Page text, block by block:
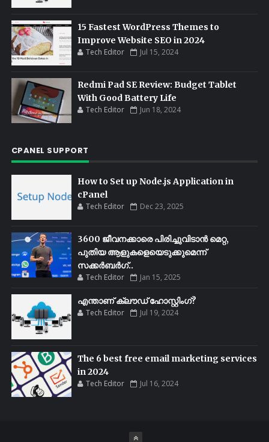
15 Fastest WordPress Themes to
Improve Website SEO in 2024
Tech Editor Jul 15, 2024
Redmi Pad SE Review: Budget Tablet
With Good Battery Life
Tech Editor Jun 18, 2024
CPANEL SUPPORT
How to Set up Node.js Application in
cPanel
Tech Editor Dec 23, 2025
3600 ജീവനക്കാരെ പിരിച്ചുവിടാൻ മെറ്റ,
പുതിയ ആളുകളെയെടുക്കുമെന്ന്
സക്കർബർഗ്..
Tech Editor Jan 15, 2025
എന്താണ് ക്ലൗഡ് ഹോസ്റ്റിംഗ്?
Tech Editor Jul 19, 2024
The 6 best free email marketing services
in 2024
Tech Editor Jul 16, 2024